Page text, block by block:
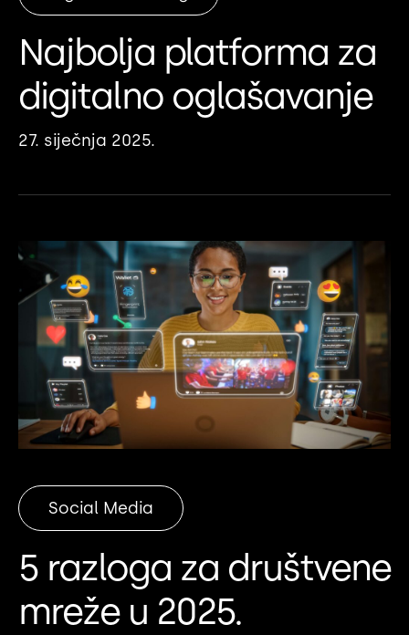
Najbolja platforma za
digitalno oglašavanje
27. siječnja 2025.
Social Media
5 razloga za društvene
mreže u 2025.